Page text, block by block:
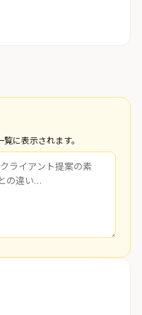
に表示されます。